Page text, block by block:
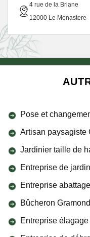
4 rue de la Briane
12000 Le Monastere
Pose et
Artisan paysagiste
Jardinier taille de
Entreprise de
Entreprise
Bûcheron Gramond
Entreprise élagage